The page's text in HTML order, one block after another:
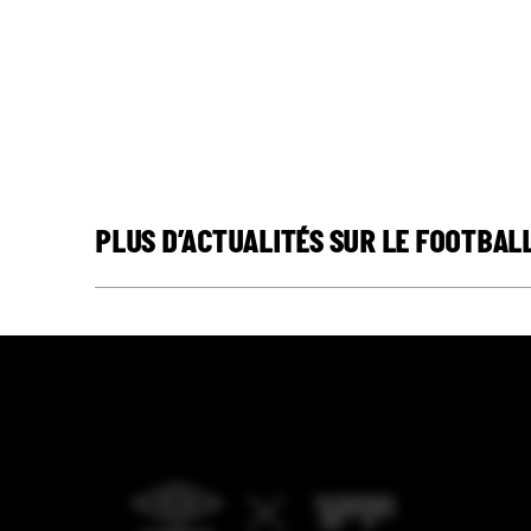
PLUS D’ACTUALITÉS SUR LE